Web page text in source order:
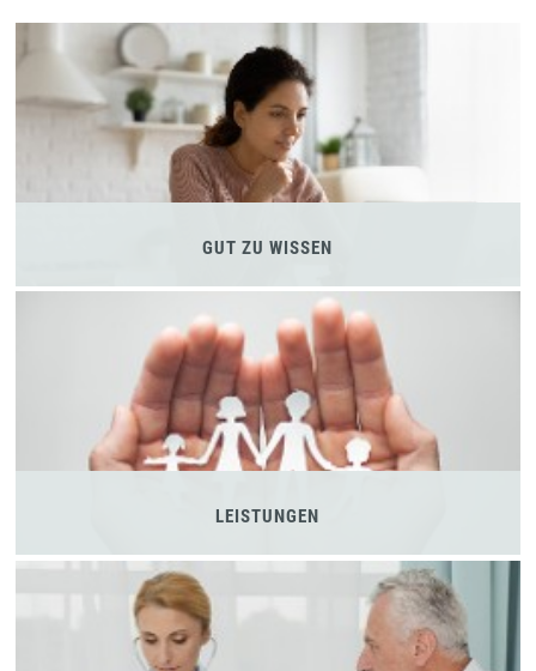
GUT ZU WISSEN
LEISTUNGEN